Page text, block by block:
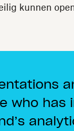
kunnen
who